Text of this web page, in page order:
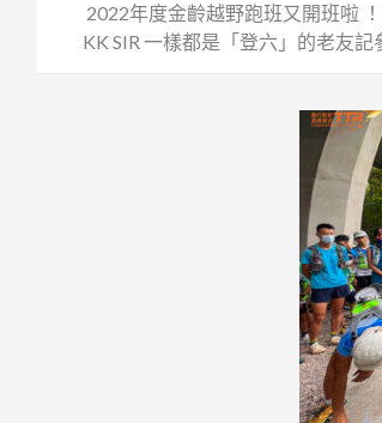
2022年度金齡越野跑班又開班啦
KK SIR 一樣都是「登六」的老友記